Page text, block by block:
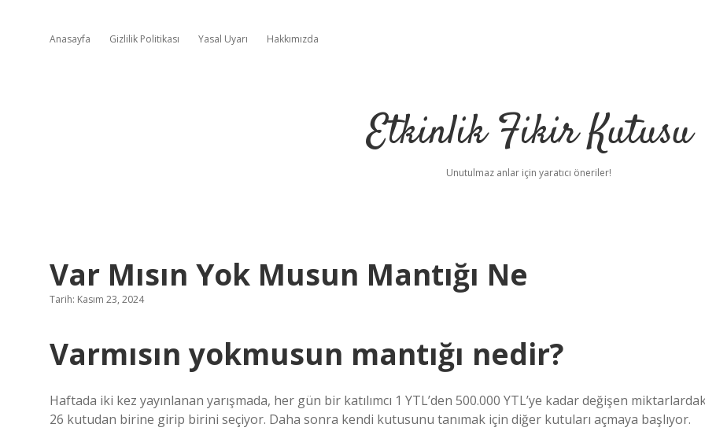
Anasayfa Gizlilik Politikası Yasal Uyarı Hakkımızda
Etkinlik Fikir Kutusu
Unutulmaz anlar için yaratıcı öneriler!
Var Mısın Yok Musun Mantığı Ne
Tarih: Kasım 23, 2024
Varmısın yokmusun mantığı nedir?
Haftada iki kez yayınlanan yarışmada, her gün bir katılımcı 1 YTL’den 500.000 YTL’ye kadar değişen
26 kutudan birine girip birini seçiyor. Daha sonra kendi kutusunu tanımak için diğer kutuları açmaya başlıyor.